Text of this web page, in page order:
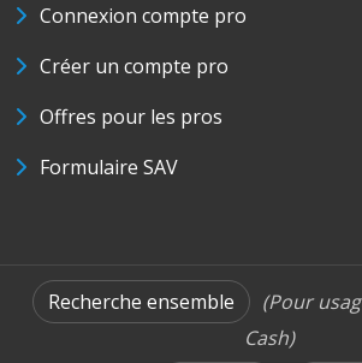
Connexion compte pro
Créer un compte pro
Offres pour les pros
Formulaire SAV
Recherche ensemble
(Pour
Cash)